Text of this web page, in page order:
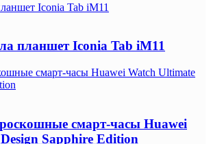
Iconia Tab iM11
планшет Iconia Tab iM11
смарт-часы Huawei Watch Ultimate
смарт-часы Huawei
Sapphire Edition